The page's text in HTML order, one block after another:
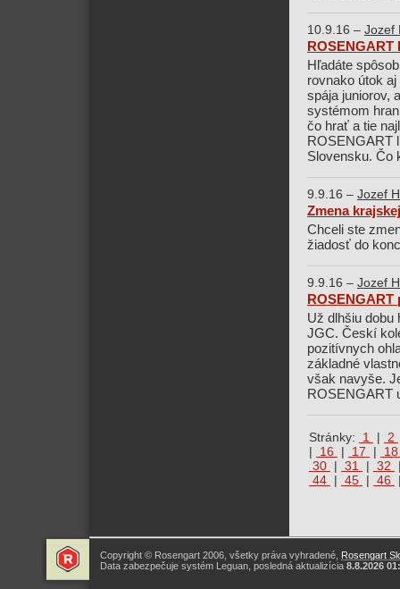
10.9.16 – Jozef
ROSENGART
Hľadáte
rovnako útok
spája juniorov,
systémom
čo hrať a tie
ROSENGART
Slovensku. Čo
9.9.16 – Jozef
Zmena
Chceli ste
žiadosť do
9.9.16 – Jozef
Už dlhšiu dobu
JGC. Českí
pozitívnych
základné
však navyše.
ROSENGART
Stránky: 1 | 2
|
16 | 17 |
30 | 31 | 32
44 | 45 | 46
Copyright © Rosengart 2006, všetky práva vyhradené, Rosengart
Data zabezpečuje systém Leguan, posledná aktualizícia 8.8.2026